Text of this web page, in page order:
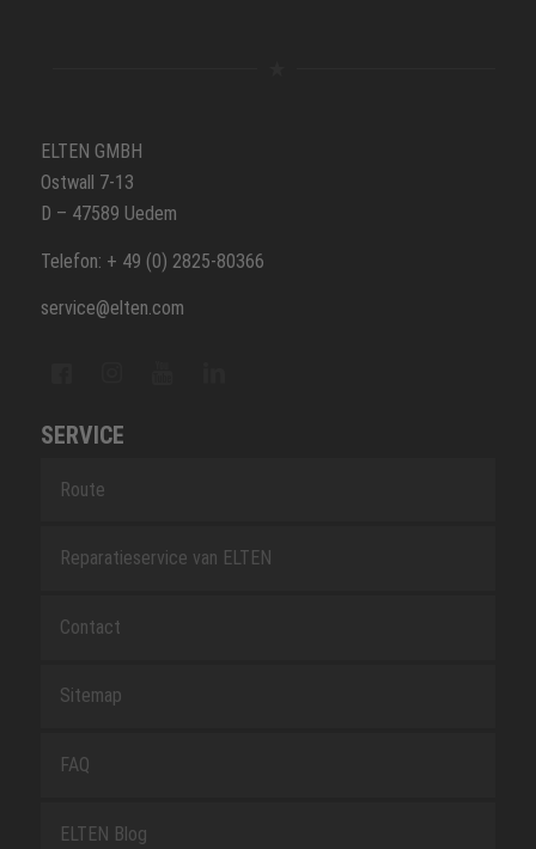
ELTEN GMBH
Ostwall 7-13
D – 47589 Uedem
Telefon: + 49 (0) 2825-80366
service@elten.com
SERVICE
Route
Reparatieservice van ELTEN
Contact
Sitemap
FAQ
ELTEN Blog